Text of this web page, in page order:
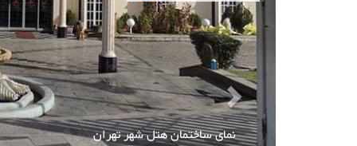
نمای ساختمان هتل شهر تهران